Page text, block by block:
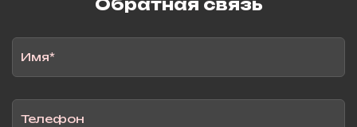
Обратная связь